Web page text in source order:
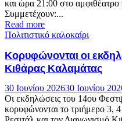
και ώρα 21:00 στο
Συμμετέχουν:...
Read more
Πολιτιστικό καλοκαίρι
Κορυφώνονται οι
Κιθάρας Καλαμάτας
30 Ιουνίου 202630 Ιουνίου
Οι εκδηλώσεις του 14ου
κορυφώνονται το τριήμερο 3,